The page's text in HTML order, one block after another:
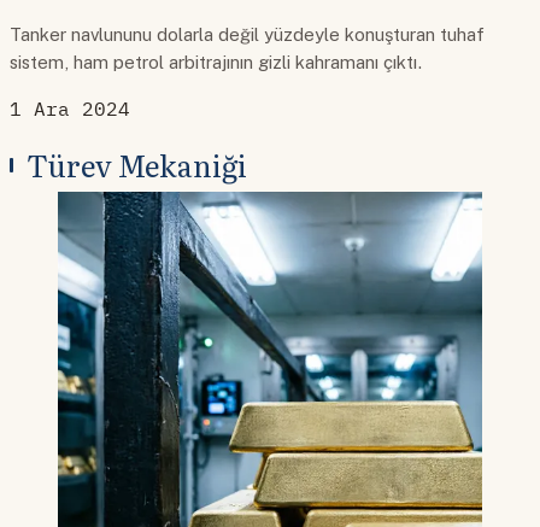
Tanker navlununu dolarla değil yüzdeyle konuşturan tuhaf
sistem, ham petrol arbitrajının gizli kahramanı çıktı.
1 Ara 2024
Türev Mekaniği